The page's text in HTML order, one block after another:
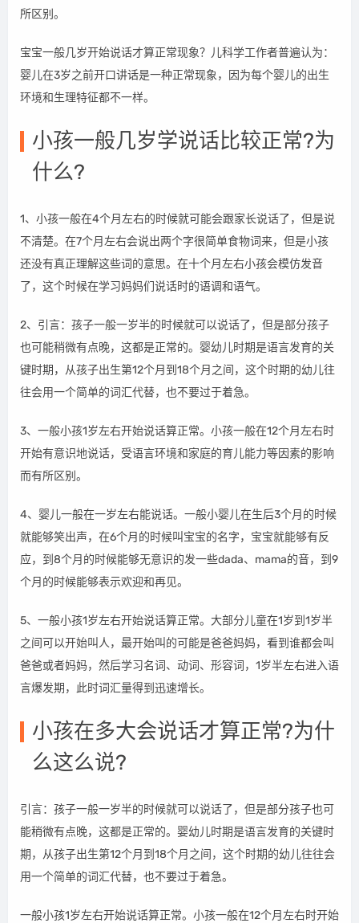
所区别。
宝宝一般几岁开始说话才算正常现象？儿科学工作者普遍认为：
婴儿在3岁之前开口讲话是一种正常现象，因为每个婴儿的出生
环境和生理特征都不一样。
小孩一般几岁学说话比较正常?为
什么?
1、小孩一般在4个月左右的时候就可能会跟家长说话了，但是说
不清楚。在7个月左右会说出两个字很简单食物词来，但是小孩
还没有真正理解这些词的意思。在十个月左右小孩会模仿发音
了，这个时候在学习妈妈们说话时的语调和语气。
2、引言：孩子一般一岁半的时候就可以说话了，但是部分孩子
也可能稍微有点晚，这都是正常的。婴幼儿时期是语言发育的关
键时期，从孩子出生第12个月到18个月之间，这个时期的幼儿往
往会用一个简单的词汇代替，也不要过于着急。
3、一般小孩1岁左右开始说话算正常。小孩一般在12个月左右时
开始有意识地说话，受语言环境和家庭的育儿能力等因素的影响
而有所区别。
4、婴儿一般在一岁左右能说话。一般小婴儿在生后3个月的时候
就能够笑出声，在6个月的时候叫宝宝的名字，宝宝就能够有反
应，到8个月的时候能够无意识的发一些dada、mama的音，到9
个月的时候能够表示欢迎和再见。
5、一般小孩1岁左右开始说话算正常。大部分儿童在1岁到1岁半
之间可以开始叫人，最开始叫的可能是爸爸妈妈，看到谁都会叫
爸爸或者妈妈，然后学习名词、动词、形容词，1岁半左右进入语
言爆发期，此时词汇量得到迅速增长。
小孩在多大会说话才算正常?为什
么这么说?
引言：孩子一般一岁半的时候就可以说话了，但是部分孩子也可
能稍微有点晚，这都是正常的。婴幼儿时期是语言发育的关键时
期，从孩子出生第12个月到18个月之间，这个时期的幼儿往往会
用一个简单的词汇代替，也不要过于着急。
一般小孩1岁左右开始说话算正常。小孩一般在12个月左右时开始